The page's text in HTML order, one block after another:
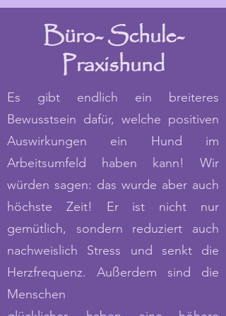
Büro- Schule-
Praxishund
Es gibt endlich ein breiteres
Bewusstsein dafür, welche positiven
Auswirkungen ein Hund im
Arbeitsumfeld haben kann! Wir
würden sagen: das wurde aber auch
höchste Zeit! Er ist nicht nur
gemütlich, sondern reduziert auch
nachweislich Stress und senkt die
Herzfrequenz. Außerdem sind die
Menschen